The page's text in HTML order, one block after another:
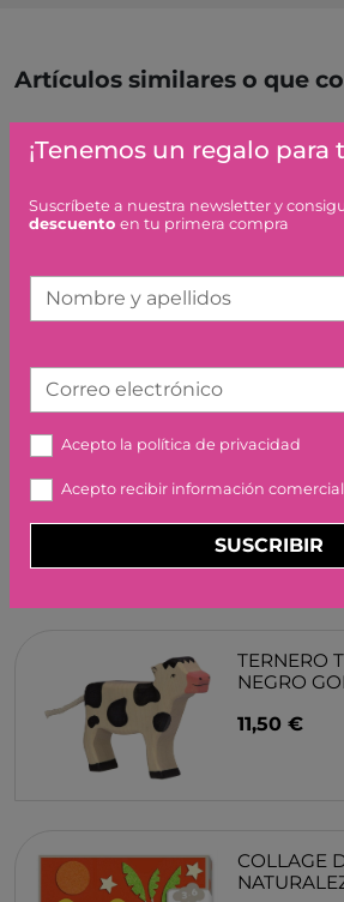
Artículos similares o que
YEGUA
14,99 €
MUÑECA
O
TERNERO
NEGRO
11,50 €
COLLAGE
¡Tenemos un regalo para
Suscríbete a nuestra newsletter y
descuento en tu primera compra
Nombre y apellidos
Correo electrónico
Acepto la política de privacidad
Acepto recibir información comercial
SUSCRIBIR